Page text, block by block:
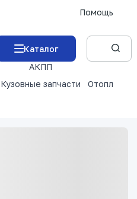
Помощь
Каталог
АКПП
Кузовные запчасти
Отопление